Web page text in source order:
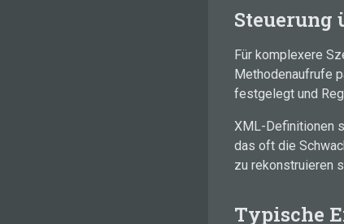
Steuerung
Für komplexere
Methodenaufrufe
festgelegt und
XML-Definitionen
das oft die
zu rekonstruieren
Typische